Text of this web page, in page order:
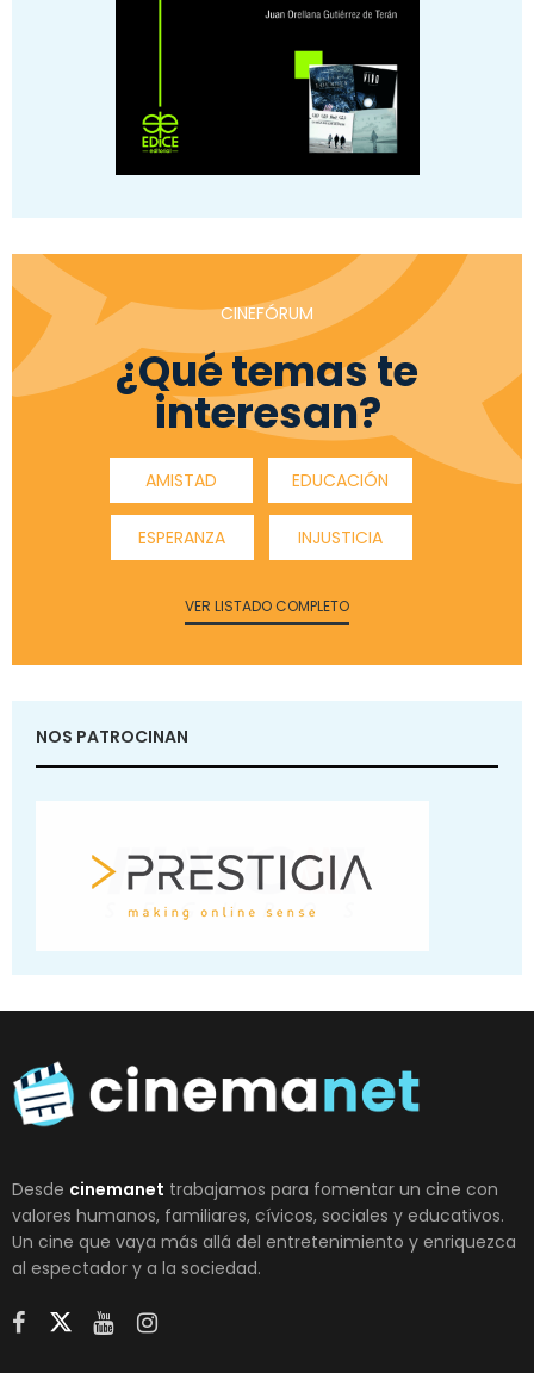
CINEFÓRUM
¿Qué temas te
interesan?
AMISTAD EDUCACIÓN
ESPERANZA INJUSTICIA
VER LISTADO COMPLETO
NOS PATROCINAN
Desde cinemanet trabajamos para fomentar un cine con
valores humanos, familiares, cívicos, sociales y educativos.
Un cine que vaya más allá del entretenimiento y enriquezca
al espectador y a la sociedad.